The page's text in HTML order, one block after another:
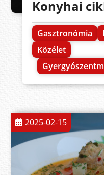
Konyhai
Gasztronómia
Közélet
2025-02-15